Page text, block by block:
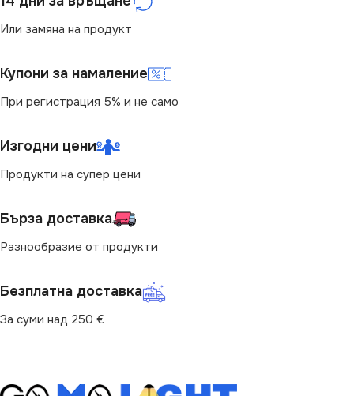
Или замяна на продукт
Купони за намаление
При регистрация 5% и не само
Изгодни цени
Продукти на супер цени
Бърза доставка
Разнообразие от продукти
Безплатна доставка
За суми над 250 €